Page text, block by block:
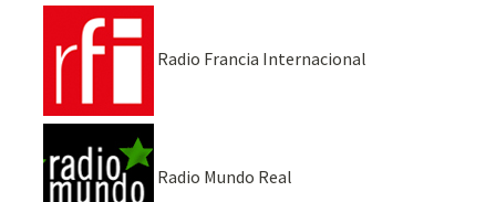
Radio Francia Internacional
Radio Mundo Real